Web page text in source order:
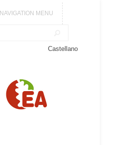
NAVIGATION MENU
Castellano